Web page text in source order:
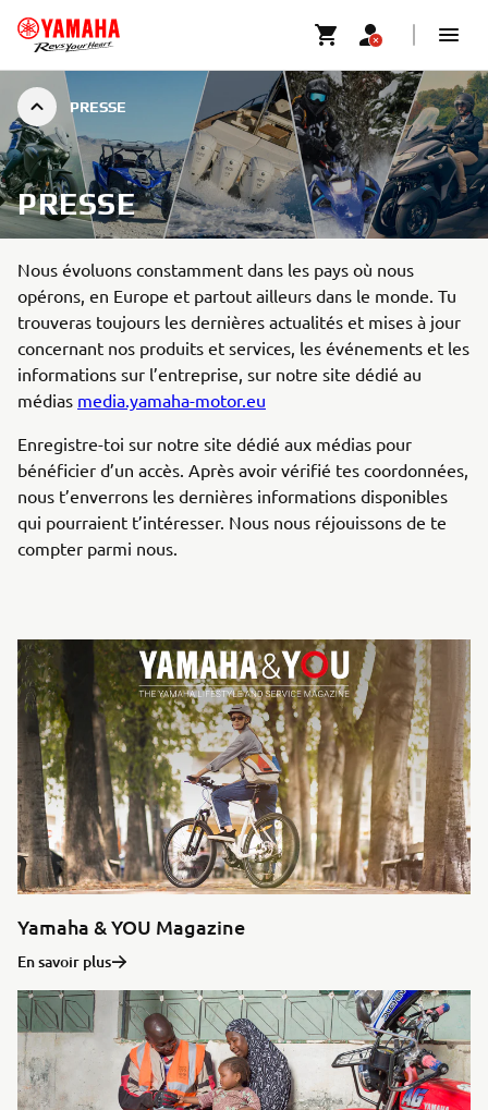
PRESSE
PRESSE
Nous évoluons constamment dans les pays où nous
opérons, en Europe et partout ailleurs dans le monde. Tu
trouveras toujours les dernières actualités et mises à jour
concernant nos produits et services, les événements et les
informations sur l’entreprise, sur notre site dédié au
médias media.yamaha-motor.eu
Enregistre-toi sur notre site dédié aux médias pour
bénéficier d’un accès. Après avoir vérifié tes coordonnées,
nous t’enverrons les dernières informations disponibles
qui pourraient t’intéresser. Nous nous réjouissons de te
compter parmi nous.
Yamaha & YOU Magazine
En savoir plus